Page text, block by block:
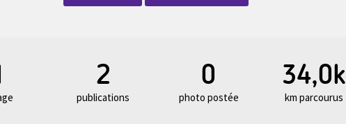
2
publications
0
photo postée
34,0k
km parcourus